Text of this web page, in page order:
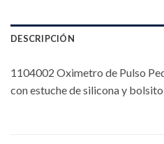
DESCRIPCIÓN
1104002 Oximetro de Pulso
con estuche de silicona y